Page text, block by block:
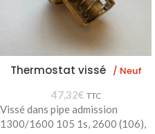
Thermostat vissé / Neuf
47,32€ TTC
Vissé dans pipe admission
1300/1600 105 1s, 2600 (106),